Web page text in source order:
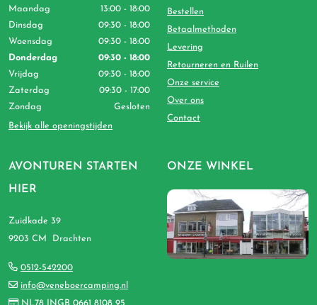
AVONTUREN STARTEN
HIER
Zuidkade 39
9203 CM Drachten
0512-542200
info@veneboercamping.nl
Maandag
13:00 - 18:00
Dinsdag
09:30 - 18:00
Woensdag
09:30 - 18:00
Donderdag
09:30 - 18:00
Vrijdag
09:30 - 18:00
Zaterdag
09:30 - 17:00
Zondag
Gesloten
Bekijk alle openingstijden
Bestellen
Betaalmethoden
Levering
Retourneren en Ruilen
Onze service
Over ons
Contact
ONZE WINKEL